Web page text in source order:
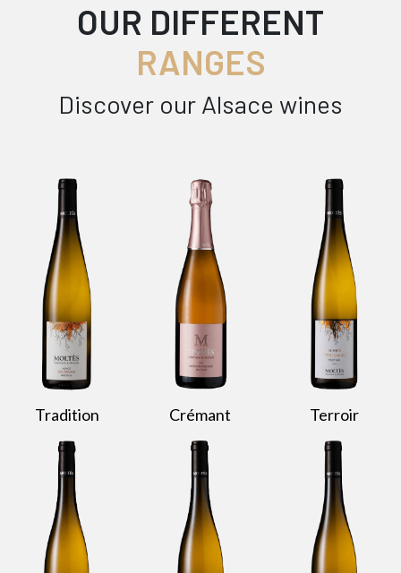
OUR DIFFERENT
RANGES
Discover our Alsace wines
Tradition Crémant Terroir